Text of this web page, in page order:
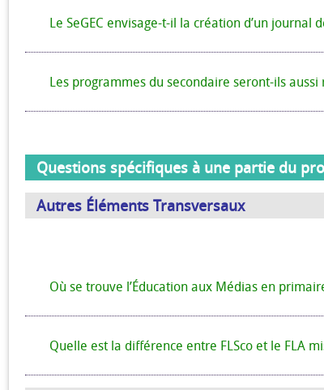
Le SeGEC envisage-t-il la création d’un journal
Les programmes du secondaire seront-ils aussi
Questions spécifiques à une partie du
Autres Éléments Transversaux
Où se trouve l’Éducation aux Médias en
Quelle est la différence entre FLSco et le FLA